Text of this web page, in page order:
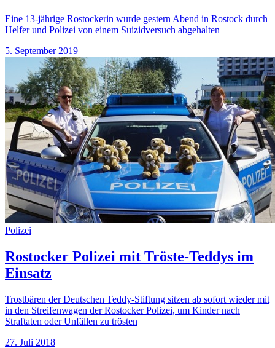
Eine 13-jährige Rostockerin wurde gestern Abend in Rostock durch
Helfer und Polizei von einem Suizidversuch abgehalten
5. September 2019
Polizei
Rostocker Polizei mit Tröste-Teddys im
Einsatz
Trostbären der Deutschen Teddy-Stiftung sitzen ab sofort wieder mit
in den Streifenwagen der Rostocker Polizei, um Kinder nach
Straftaten oder Unfällen zu trösten
27. Juli 2018